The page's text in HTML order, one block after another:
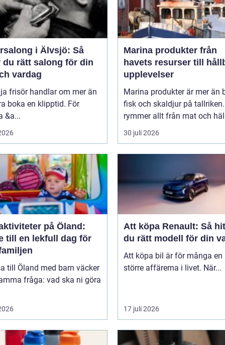
i Älvsjö: Så
du rätt salong för din
vardag
frisör handlar om mer än
boka en klipptid. För
&a...
Marina produkter från
havets resurser till
upplevelser
Marina produkter är mer än
fisk och skaldjur på
rymmer allt från mat och
30 juli 2026
på Öland:
till en lekfull dag för
till Öland med barn väcker
fråga: vad ska ni göra
Att köpa Renault: Så
du rätt modell för din
Att köpa bil är för många en
större affärerna i livet. När...
17 juli 2026